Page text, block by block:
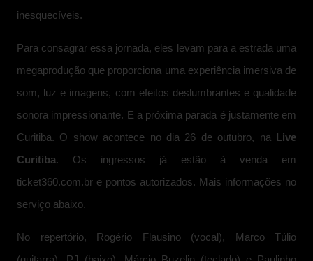
inesquecíveis.
Para consagrar essa jornada, eles levam para a estrada uma
megaprodução que proporciona uma experiência imersiva de
som, luz e imagens, com efeitos deslumbrantes e qualidade
sonora impressionante. E a próxima parada é justamente em
Curitiba. O show acontece no dia 26 de outubro, na
Live
Curitiba. Os ingressos já estão à venda em
ticket360.com.br e pontos autorizados. Mais informações no
serviço abaixo.
No repertório, Rogério Flausino (vocal), Marco Túlio